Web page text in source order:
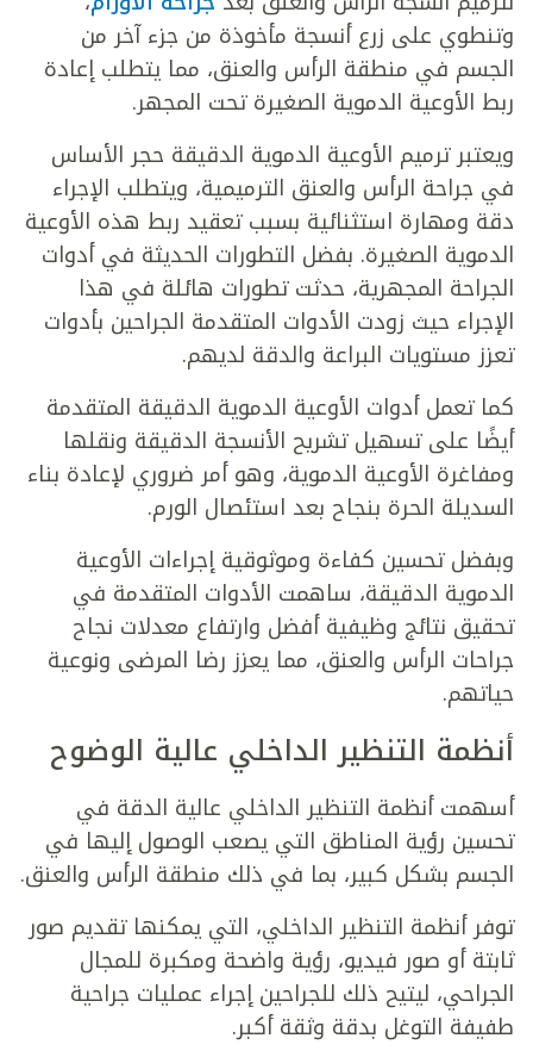
وتنطوي على زرع أنسجة مأخوذة من جزء آخر من
الجسم في منطقة الرأس والعنق، مما يتطلب إعادة
ربط الأوعية الدموية الصغيرة تحت المجهر.
ويعتبر ترميم الأوعية الدموية الدقيقة حجر الأساس
في جراحة الرأس والعنق الترميمية، ويتطلب الإجراء
دقة ومهارة استثنائية بسبب تعقيد ربط هذه الأوعية
الدموية الصغيرة. بفضل التطورات الحديثة في أدوات
الجراحة المجهرية، حدثت تطورات هائلة في هذا
الإجراء حيث زودت الأدوات المتقدمة الجراحين بأدوات
تعزز مستويات البراعة والدقة لديهم.
كما تعمل أدوات الأوعية الدموية الدقيقة المتقدمة
أيضًا على تسهيل تشريح الأنسجة الدقيقة ونقلها
ومفاغرة الأوعية الدموية، وهو أمر ضروري لإعادة بناء
السديلة الحرة بنجاح بعد استئصال الورم.
وبفضل تحسين كفاءة وموثوقية إجراءات الأوعية
الدموية الدقيقة، ساهمت الأدوات المتقدمة في
تحقيق نتائج وظيفية أفضل وارتفاع معدلات نجاح
جراحات الرأس والعنق، مما يعزز رضا المرضى ونوعية
حياتهم.
أنظمة التنظير الداخلي عالية الوضوح
أسهمت أنظمة التنظير الداخلي عالية الدقة في
تحسين رؤية المناطق التي يصعب الوصول إليها في
الجسم بشكل كبير، بما في ذلك منطقة الرأس والعنق.
توفر أنظمة التنظير الداخلي، التي يمكنها تقديم صور
ثابتة أو صور فيديو، رؤية واضحة ومكبرة للمجال
الجراحي، ليتيح ذلك للجراحين إجراء عمليات جراحية
طفيفة التوغل بدقة وثقة أكبر.